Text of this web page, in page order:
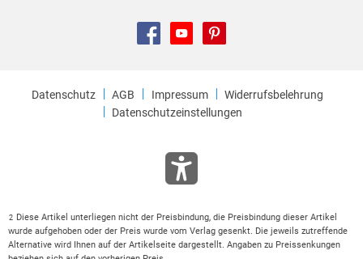
Datenschutz AGB Impressum
Widerrufsbelehrung
Datenschutzeinstellungen
2
Diese Artikel unterliegen nicht der Preisbindung, die Preisbindung dieser Artikel
wurde aufgehoben oder der Preis wurde vom Verlag gesenkt. Die jeweils zutreffende
Alternative wird Ihnen auf der Artikelseite dargestellt. Angaben zu Preissenkungen